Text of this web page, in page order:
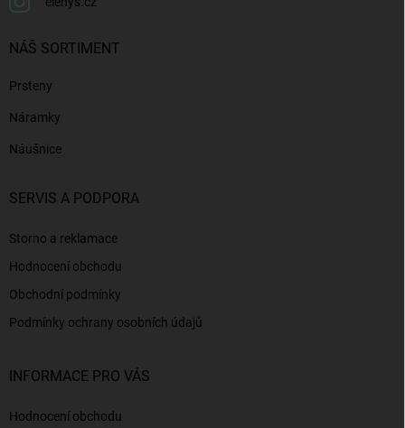
NÁŠ SORTIMENT
Prsteny
Náramky
Náušnice
SERVIS A PODPORA
Storno a reklamace
Hodnocení obchodu
Obchodní podmínky
Podmínky ochrany osobních údajů
INFORMACE PRO VÁS
Hodnocení obchodu